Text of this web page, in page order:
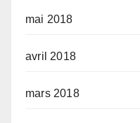
mai 2018
avril 2018
mars 2018